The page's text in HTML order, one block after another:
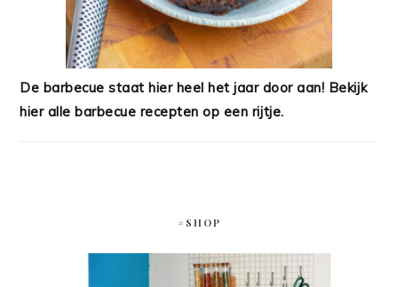
De barbecue staat hier heel het jaar door aan! Bekijk
hier alle barbecue recepten op een rijtje.
#SHOP